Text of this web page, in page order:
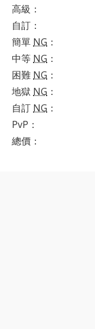
高級 ：
自訂 ：
簡單 NG ：
中等 NG ：
困難 NG ：
地獄 NG ：
自訂 NG ：
PvP ：
總價：